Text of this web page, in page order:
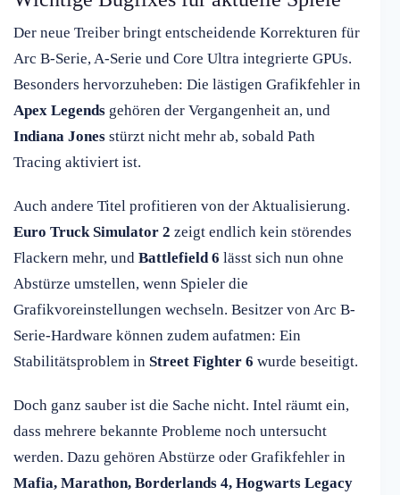
Der neue Treiber bringt entscheidende Korrekturen für
Arc B-Serie, A-Serie und Core Ultra integrierte GPUs.
Besonders hervorzuheben: Die lästigen Grafikfehler in
Apex Legends gehören der Vergangenheit an, und
Indiana Jones stürzt nicht mehr ab, sobald Path
Tracing aktiviert ist.
Auch andere Titel profitieren von der Aktualisierung.
Euro Truck Simulator 2 zeigt endlich kein störendes
Flackern mehr, und Battlefield 6 lässt sich nun ohne
Abstürze umstellen, wenn Spieler die
Grafikvoreinstellungen wechseln. Besitzer von Arc B-
Serie-Hardware können zudem aufatmen: Ein
Stabilitätsproblem in Street Fighter 6 wurde beseitigt.
Doch ganz sauber ist die Sache nicht. Intel räumt ein,
dass mehrere bekannte Probleme noch untersucht
werden. Dazu gehören Abstürze oder Grafikfehler in
Mafia, Marathon, Borderlands 4, Hogwarts Legacy